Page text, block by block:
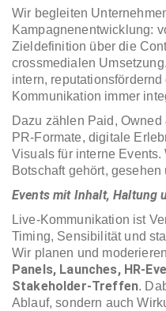
Wir begleiten
Kampagnenentwicklung:
Zieldefinition über die
crossmedialen
intern,
Kommunikation immer
Dazu zählen Paid,
PR-Formate, digitale
Visuals für interne Events.
Botschaft gehört,
Events mit Inhalt, Haltung
Live-Kommunikation ist
Timing, Sensibilität und
Wir planen und moderieren
Panels, Launches, HR-
Stakeholder-Treffen.
Ablauf, sondern auch